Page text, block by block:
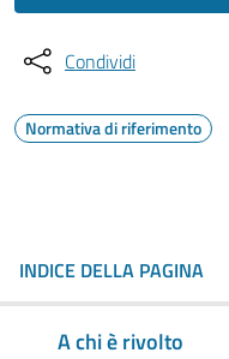
Condividi
Normativa di riferimento
INDICE DELLA PAGINA
A chi è rivolto